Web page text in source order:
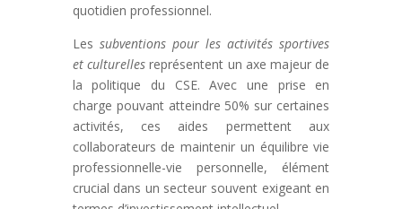
quotidien professionnel.
Les subventions pour les activités sportives
et culturellesreprésentent un axe majeur de
la politique du CSE. Avec une prise en
charge pouvant atteindre 50% sur certaines
activités, ces aides permettent aux
collaborateurs de maintenir un équilibre vie
professionnelle-vie personnelle, élément
crucial dans un secteur souvent exigeant en